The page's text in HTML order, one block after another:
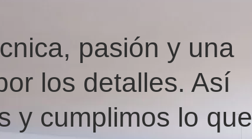
pasión y una
los detalles. Así
y cumplimos lo que